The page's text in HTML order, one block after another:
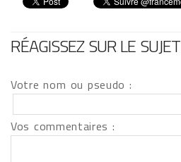
RÉAGISSEZ SUR LE SUJET
Votre nom ou pseudo :
Vos commentaires :